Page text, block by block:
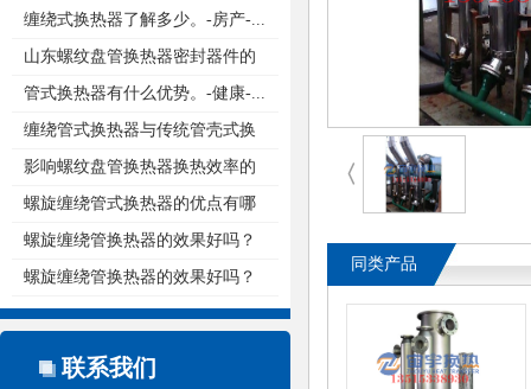
缠绕式换热器了解多少。-房产-...
山东螺纹盘管换热器密封器件的
重...
管式换热器有什么优势。-健康-...
缠绕管式换热器与传统管壳式换
热...
影响螺纹盘管换热器换热效率的
原...
螺旋缠绕管式换热器的优点有哪
些...
螺旋缠绕管换热器的效果好吗？
螺旋缠绕管换热器的效果好吗？
联系我们
〈
同类产品